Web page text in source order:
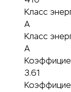
Класс
A
Класс
A
3.61